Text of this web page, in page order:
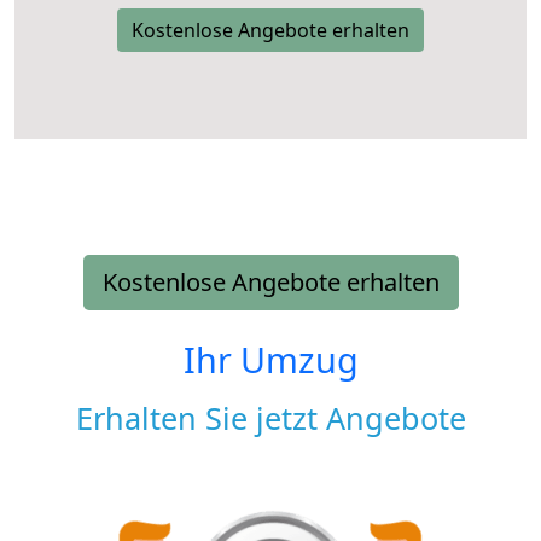
Kostenlose Angebote erhalten
Kostenlose Angebote erhalten
Ihr Umzug
Erhalten Sie jetzt Angebote